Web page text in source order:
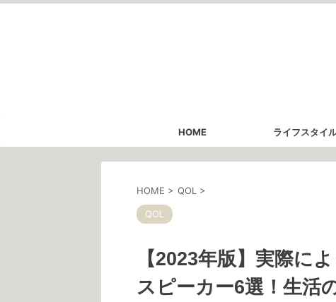
HOME ライフスタイ
HOME > QOL >
QOL
【2023年版】実際に
スピーカー6選！生活